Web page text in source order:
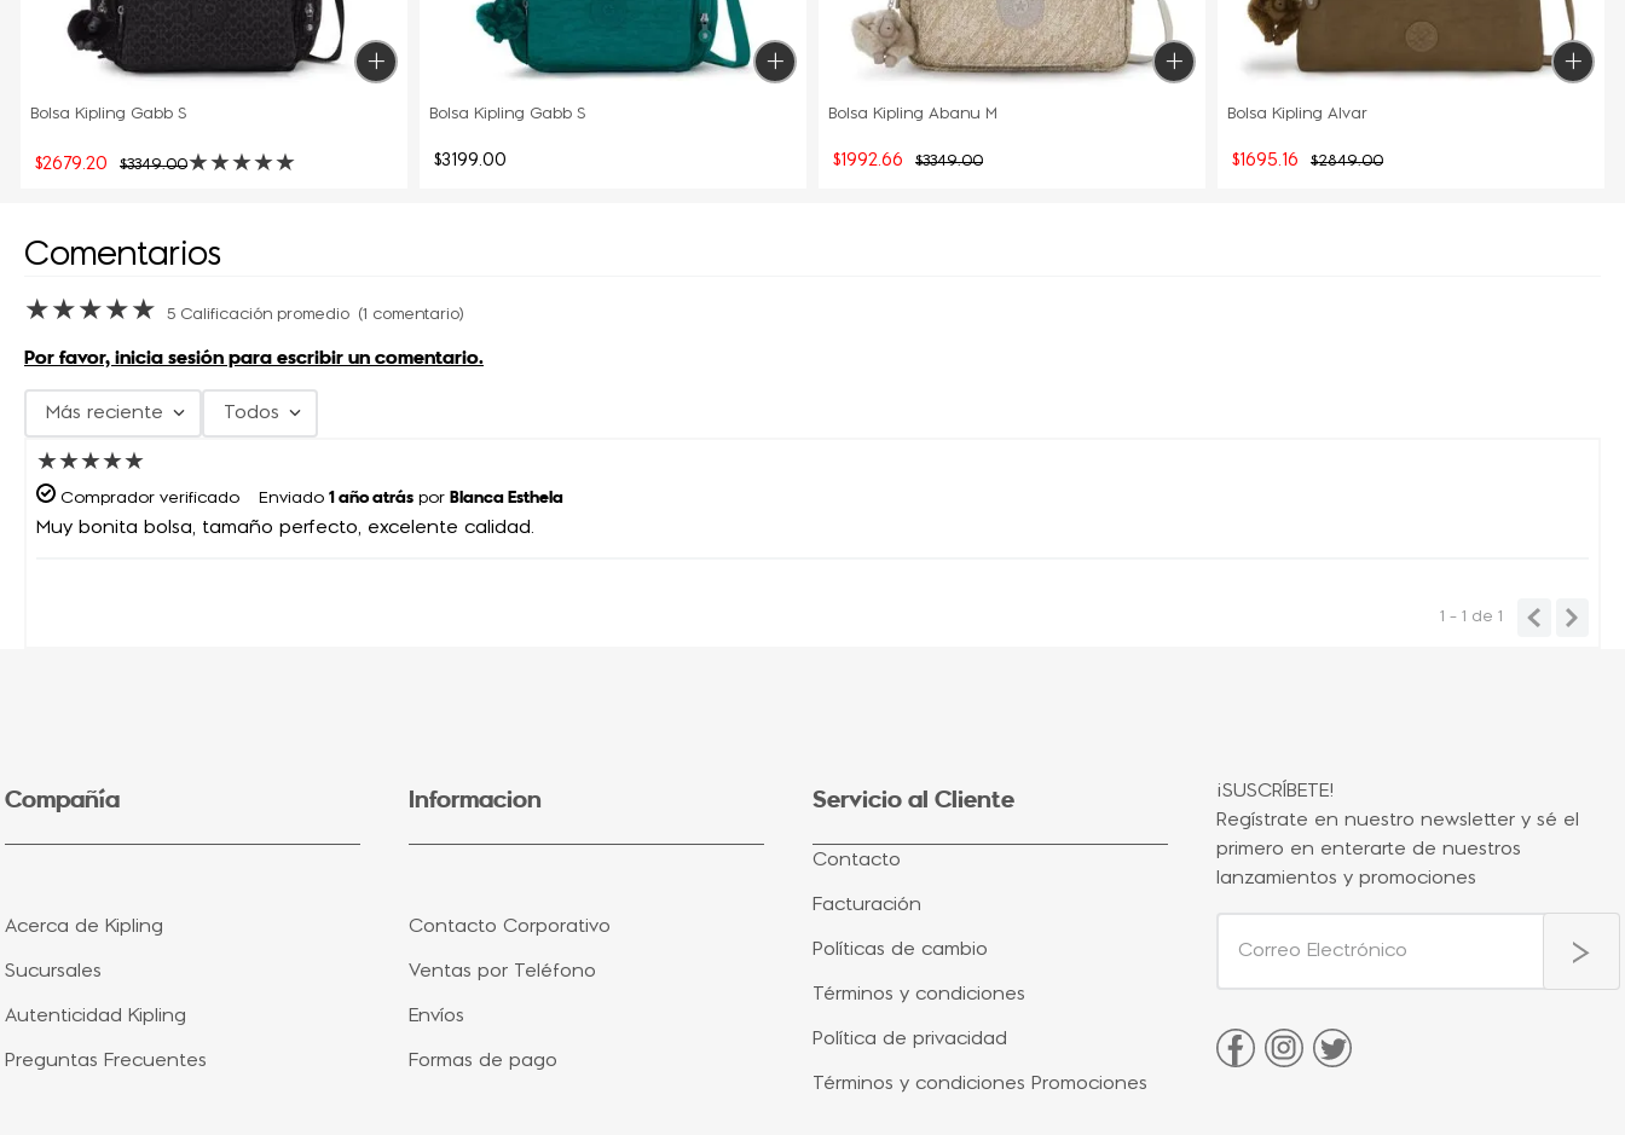
Bolsa Kipling Gabb S
$2679.20 $3349.00★★★★★
Bolsa Kipling Gabb S
$3199.00
Bolsa Kipling Abanu M
$1992.66 $3349.00
Bolsa Kipling Alvar
$1695.16 $2849.00
Comentarios
★★★★★ 5 Calificación promedio (1 comentario)
Por favor, inicia sesión para escribir un comentario.
Más reciente Todos
★★★★★
Comprador verificado Enviado 1 año atrás por Blanca Esthela
Muy bonita bolsa, tamaño perfecto, excelente calidad.
1 - 1 de 1
Compañía
Acerca de Kipling
Sucursales
Autenticidad Kipling
Preguntas Frecuentes
Informacion
Contacto Corporativo
Ventas por Teléfono
Envíos
Formas de pago
Servicio al Cliente
Contacto
Facturación
Políticas de cambio
Términos y condiciones
Política de privacidad
Términos y condiciones Promociones
¡SUSCRÍBETE!
Regístrate en nuestro newsletter y sé el
primero en enterarte de nuestros
lanzamientos y promociones